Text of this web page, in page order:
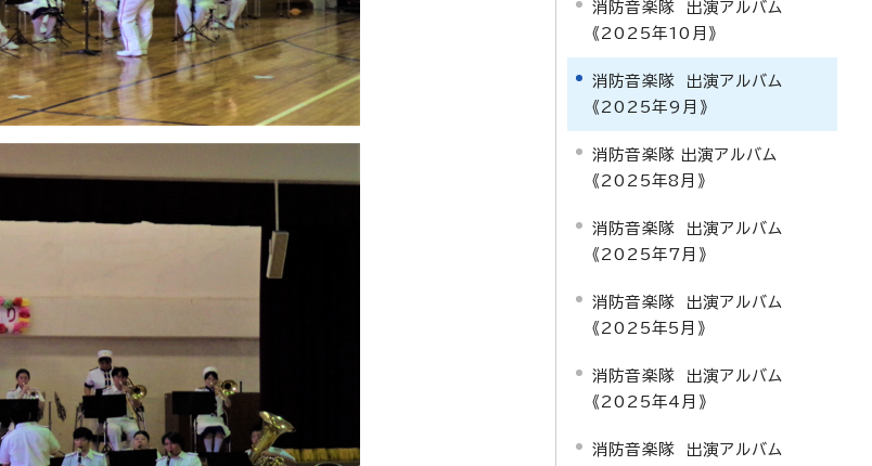
消防音楽隊 出演アルバム
《2025年10月》
消防音楽隊 出演アルバム
《2025年9月》
消防音楽隊 出演アルバム
《2025年8月》
消防音楽隊 出演アルバム
《2025年7月》
消防音楽隊 出演アルバム
《2025年5月》
消防音楽隊 出演アルバム
《2025年4月》
消防音楽隊 出演アルバム